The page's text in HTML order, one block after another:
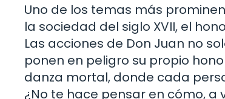
Uno de los temas más
la sociedad del siglo XVII, el
Las acciones de Don Juan no
ponen en peligro su propio
danza mortal, donde cada
¿No te hace pensar en cómo, a